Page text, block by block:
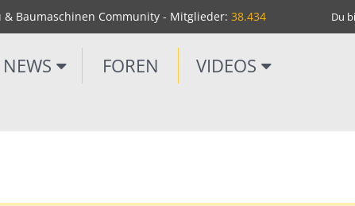
& Baumaschinen Community - Mitglieder: 38.434 Du
NEWS FOREN VIDEOS